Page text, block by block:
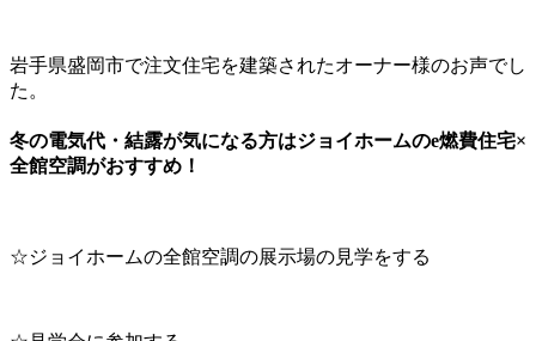
岩手県盛岡市で注文住宅を建築されたオーナー様のお声でし
た。
冬の電気代・結露が気になる方はジョイホームのe燃費住宅×
全館空調がおすすめ！
☆ジョイホームの全館空調の展示場の見学をする